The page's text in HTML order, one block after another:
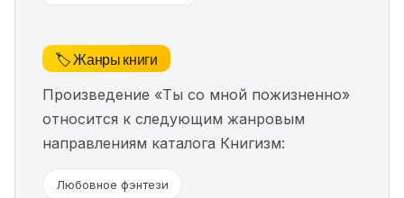
🏷️ Жанры книги
Произведение «Ты со мной пожизненно»
относится к следующим жанровым
направлениям каталога Книгизм:
Любовное фэнтези